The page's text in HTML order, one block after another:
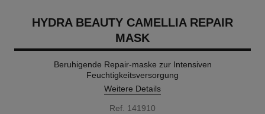
HYDRA BEAUTY CAMELLIA REPAIR
MASK
Beruhigende Repair-maske zur Intensiven
Feuchtigkeitsversorgung
Weitere Details
Ref. 141910